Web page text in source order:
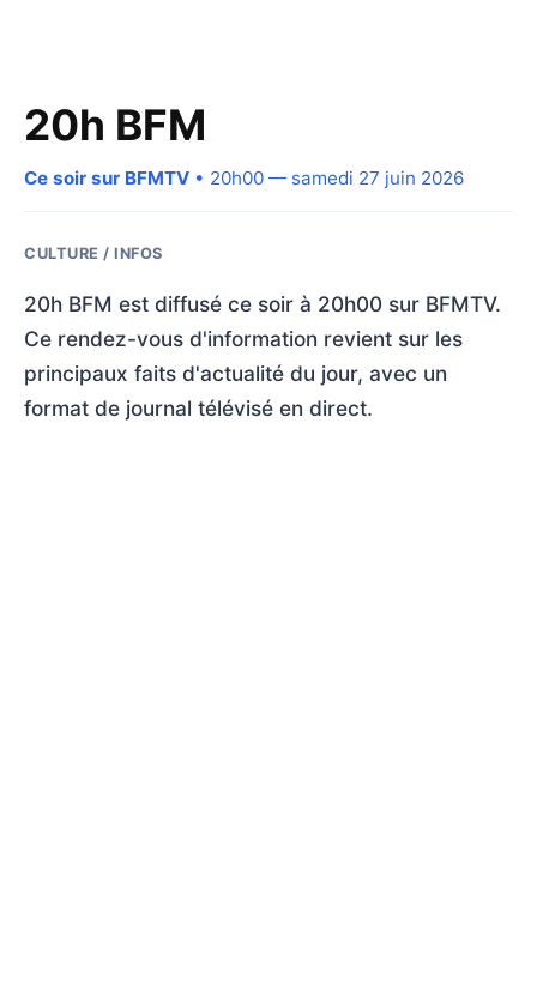
20h BFM
Ce soir sur BFMTV • 20h00 — samedi 27 juin 2026
CULTURE / INFOS
20h BFM est diffusé ce soir à 20h00 sur BFMTV.
Ce rendez-vous d'information revient sur les
principaux faits d'actualité du jour, avec un
format de journal télévisé en direct.